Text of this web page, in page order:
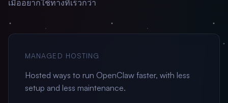
เมื่ออยากใช้ทางที่เร็วกว่า
MANAGED HOSTING
Hosted ways to run OpenClaw faster, with less
setup and less maintenance.